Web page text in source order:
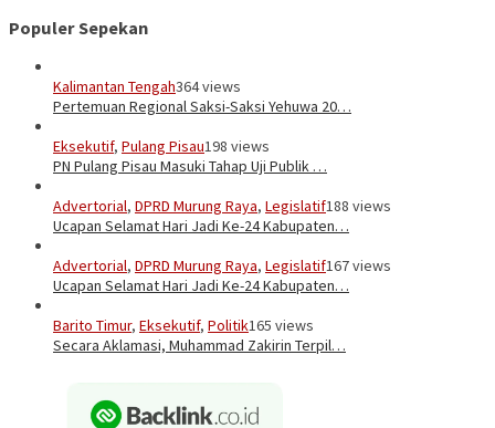
Populer Sepekan
Kalimantan Tengah364 views
Pertemuan Regional Saksi-Saksi Yehuwa 20…
Eksekutif, Pulang Pisau198 views
PN Pulang Pisau Masuki Tahap Uji Publik …
Advertorial, DPRD Murung Raya, Legislatif188 views
Ucapan Selamat Hari Jadi Ke-24 Kabupaten…
Advertorial, DPRD Murung Raya, Legislatif167 views
Ucapan Selamat Hari Jadi Ke-24 Kabupaten…
Barito Timur, Eksekutif, Politik165 views
Secara Aklamasi, Muhammad Zakirin Terpil…